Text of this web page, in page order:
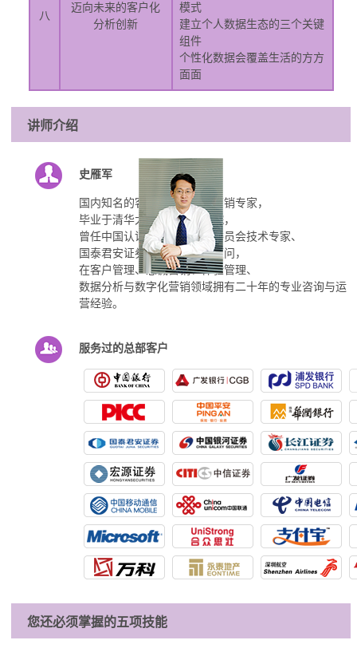
八
迈向未来的客户化
分析创新
模式
建立个人数据生态的三个关键
组件
个性化数据会覆盖生活的方方
面面
讲师介绍
史雁军
国内知名的客户管理与数字营销专家，
毕业于清华大学经济管理学院，
曾任中国认证机构国家认可委员会技术专家、
国泰君安证券客户管理首席顾问，
在客户管理、忠诚营销、体验管理、
数据分析与数字化营销领域拥有二十年的专业咨询与运
营经验。
服务过的总部客户
您还必须掌握的五项技能